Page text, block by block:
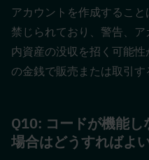
アカウントを作成すること
禁じられており、警告、
内資産の没収を招く可能
の金銭で販売または取引す
Q10: コードが機能
場合はどうすればよ